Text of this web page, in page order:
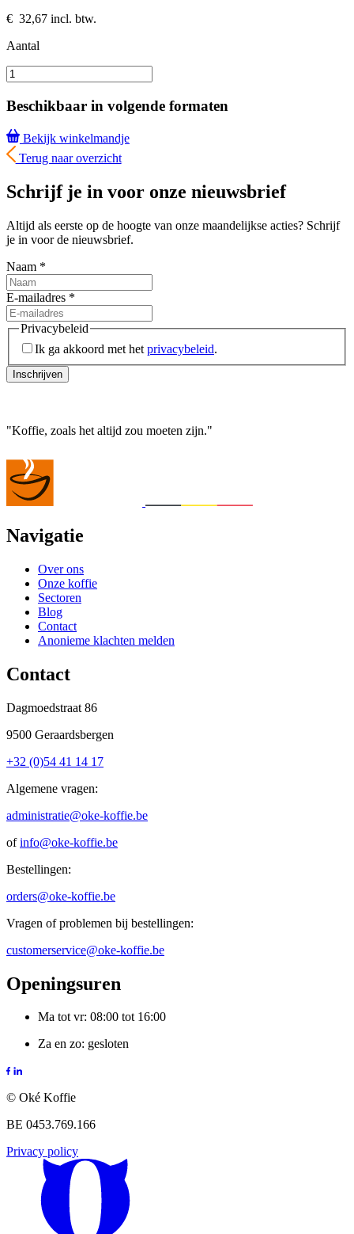
€ 32,67 incl. btw.
Aantal
Beschikbaar in volgende formaten
Bekijk winkelmandje
Terug naar overzicht
Schrijf je in voor onze nieuwsbrief
Altijd als eerste op de hoogte van onze maandelijkse acties? Schrijf
je in voor de nieuwsbrief.
Naam *
E-mailadres *
Privacybeleid
Ik ga akkoord met het privacybeleid.
Inschrijven
"Koffie, zoals het altijd zou moeten zijn."
Navigatie
Over ons
Onze koffie
Sectoren
Blog
Contact
Anonieme klachten melden
Contact
Dagmoedstraat 86
9500 Geraardsbergen
+32 (0)54 41 14 17
Algemene vragen:
administratie@oke-koffie.be
ofinfo@oke-koffie.be
Bestellingen:
orders@oke-koffie.be
Vragen of problemen bij bestellingen:
customerservice@oke-koffie.be
Openingsuren
Ma tot vr: 08:00 tot 16:00
Za en zo: gesloten
© Oké Koffie
BE 0453.769.166
Privacy policy